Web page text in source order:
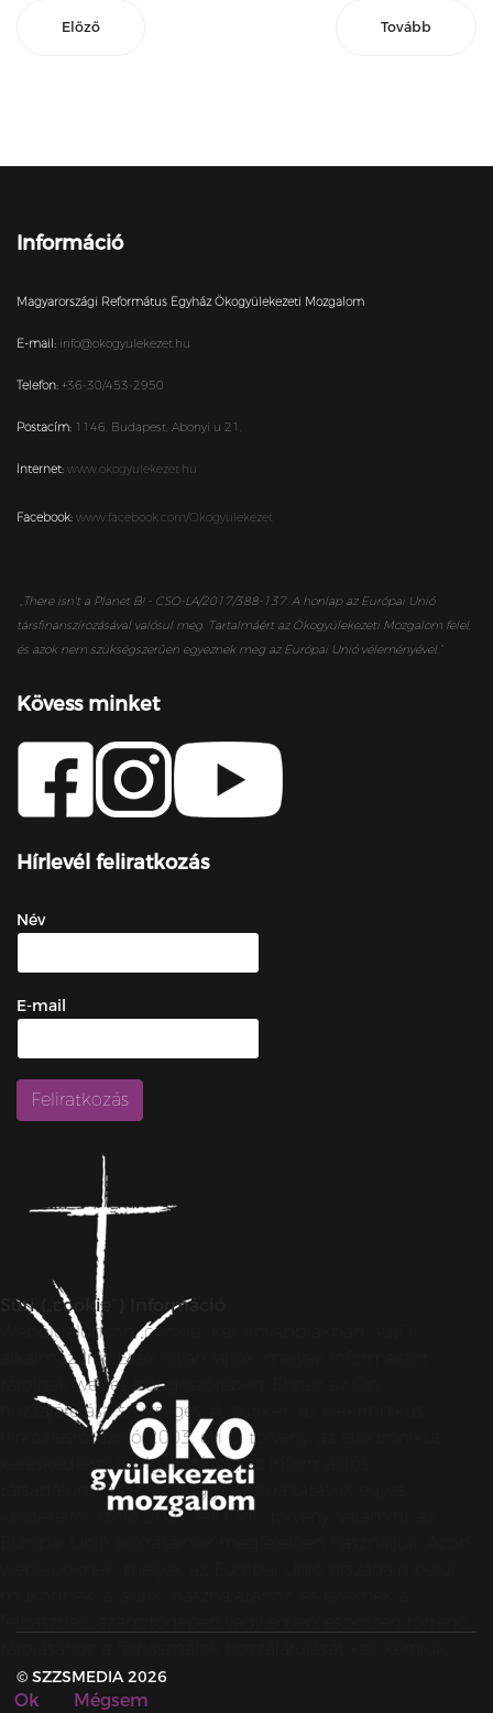
Előző Tovább
Információ
Magyarországi Református Egyház Ökogyülekezeti Mozgalom
E-mail: info@okogyulekezet.hu
Telefon: +36-30/453-2950
Postacím: 1146, Budapest, Abonyi u 21.
Internet: www.okogyulekezet.hu
Facebook: www.facebook.com/Okogyulekezet
„ There isn’t a Planet B! - CSO-LA/2017/388-137. A honlap az Európai Unió
társfinanszírozásával valósul meg. Tartalmáért az Ökogyülekezeti Mozgalom felel,
és azok nem szükségszerűen egyeznek meg az Európai Unió véleményével.”
Kövess minket
Hírlevél feliratkozás
Név
E-mail
© SZZSMEDIA 2026
Süti („cookie”) Információ
Weboldalunkon „cookie”-kat (továbbiakban „süti”)
alkalmazunk. Ezek olyan fájlok, melyek információt
tárolnak webes böngészőjében. Ehhez az Ön
hozzájárulása szükséges. A „sütiket” az elektronikus
hírközlésről szóló 2003. évi C. törvény, az elektronikus
kereskedelmi szolgáltatások, az információs
társadalommal összefüggő szolgáltatások egyes
kérdéseiről szóló 2001. évi CVIII. törvény, valamint az
Ok Mégsem